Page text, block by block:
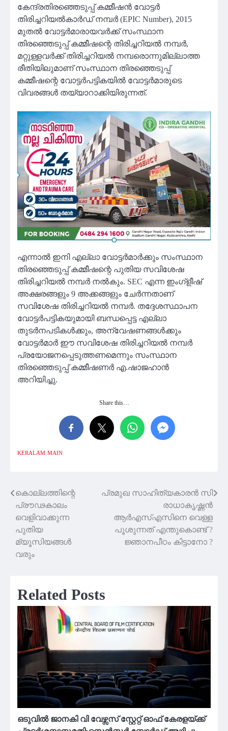
കേന്ദ്രതിരഞ്ഞെടുപ്പ് കമ്മീഷൻ വോട്ടർ
തിരിച്ചറിയൽകാർഡ് നമ്പർ (EPIC Number), 2015
മുതൽ വോട്ടർമാരായവർക്ക് സംസ്ഥാന
തിരഞ്ഞെടുപ്പ് കമ്മീഷന്റെ തിരിച്ചറിയൽ നമ്പർ,
മറ്റുള്ളവർക്ക് തിരിച്ചറിയൽ നമ്പരൊന്നുമില്ലാത്ത
രീതിയിലുമാണ് സംസ്ഥാന തിരഞ്ഞെടുപ്പ്
കമ്മീഷന്റെ വോട്ടർപട്ടികയിൽ വോട്ടർമാരുടെ
വിവരങ്ങൾ തയ്യാറാക്കിയിരുന്നത്.
എന്നാൽ ഇനി എല്ലാ വോട്ടർമാർക്കും സംസ്ഥാന
തിരഞ്ഞെടുപ്പ് കമ്മീഷന്റെ പുതിയ സവിശേഷ
തിരിച്ചറിയൽ നമ്പർ നൽകും. SEC എന്ന ഇംഗ്‌ളീഷ്
അക്ഷരങ്ങളും 9 അക്കങ്ങളും ചേർന്നതാണ്
സവിശേഷ തിരിച്ചറിയൽ നമ്പർ. തദ്ദേശസ്ഥാപന
വോട്ടർപട്ടികയുമായി ബന്ധപ്പെട്ട എല്ലാ
തുടർനപടികൾക്കും, അന്വേഷണങ്ങൾക്കും
വോട്ടർമാർ ഈ സവിശേഷ തിരിച്ചറിയൽ നമ്പർ
പ്രയോജനപ്പെടുത്തണമെന്നും സംസ്ഥാന
തിരഞ്ഞെടുപ്പ് കമ്മീഷണർ എ.ഷാജഹാൻ
അറിയിച്ചു.
Share this…
KERALAM MAIN
Post
navigation
കൊല്ലത്തിന്റെ
പ്രൗഢകാലം
വെളിവാക്കുന്ന
പുതിയ
മ്യൂസിയങ്ങള്‍
വരും
പ്രമുഖ സാഹിത്യകാരൻ സി
രാധാകൃഷ്ണൻ
ആർഎസ്എസിനെ വെള്ള
പൂശുന്നത് എന്തുകൊണ്ട് ?
ജ്ഞാനപീഠം കിട്ടാനോ ?
Related Posts
ഒടുവിൽ ജാനകി വി വേഴ്സസ് സ്റ്റേറ്റ് ഓഫ് കേരളയ്ക്ക്